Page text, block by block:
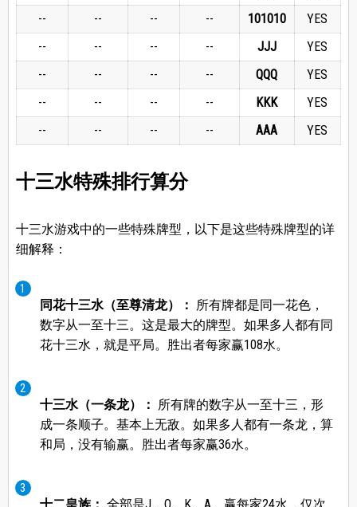
--
-- -- -- 101010
YES
--
-- -- -- JJJ
YES
--
-- -- -- QQQ
YES
--
-- -- -- KKK
YES
--
-- -- -- AAA YES
十三水特殊排行算分
十三水游戏中的一些特殊牌型，以下是这些特殊牌型的详
细解释：
同花十三水（至尊清龙）： 所有牌都是同一花色，
数字从一至十三。这是最大的牌型。如果多人都有同
花十三水，就是平局。胜出者每家赢108水。
十三水（一条龙）： 所有牌的数字从一至十三，形
成一条顺子。基本上无敌。如果多人都有一条龙，算
和局，没有输赢。胜出者每家赢36水。